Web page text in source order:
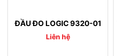
ĐẦU ĐO LOGIC 9320-01
Liên hệ